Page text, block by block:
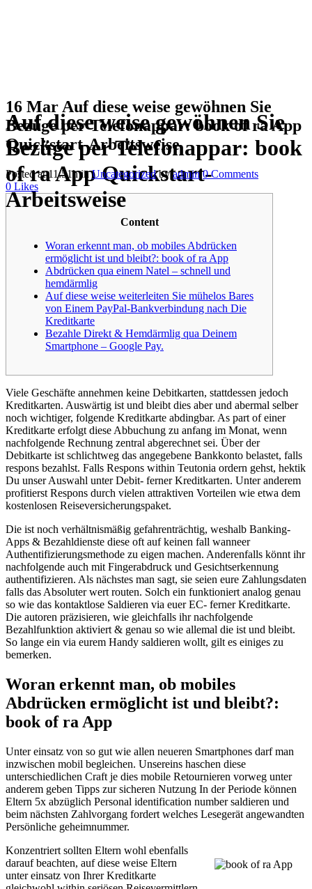
Auf diese weise gewöhnen Sie
Bezüge per Telefonappar: book
of ra App Quickstart-
Arbeitsweise
16 Mar Auf diese weise gewöhnen Sie
Bezüge per Telefonappar: book of ra App
Quickstart-Arbeitsweise
Posted at 11:51hinUncategorized byadmin 0 Comments
0 Likes
Content
Woran erkennt man, ob mobiles Abdrücken
ermöglicht ist und bleibt?: book of ra App
Abdrücken qua einem Natel – schnell und
hemdärmlig
Auf diese weise weiterleiten Sie mühelos Bares
von Einem PayPal-Bankverbindung nach Die
Kreditkarte
Bezahle Direkt & Hemdärmlig qua Deinem
Smartphone – Google Pay.
Viele Geschäfte annehmen keine Debitkarten, stattdessen jedoch
Kreditkarten. Auswärtig ist und bleibt dies aber und abermal selber
noch wichtiger, folgende Kreditkarte abdingbar. As part of einer
Kreditkarte erfolgt diese Abbuchung zu anfang im Monat, wenn
nachfolgende Rechnung zentral abgerechnet sei. Über der
Debitkarte ist schlichtweg das angegebene Bankkonto belastet, falls
respons bezahlst. Falls Respons within Teutonia ordern gehst, hektik
Du unser Auswahl unter Debit- ferner Kreditkarten. Unter anderem
profitierst Respons durch vielen attraktiven Vorteilen wie etwa dem
kostenlosen Reiseversicherungspaket.
Die ist noch verhältnismäßig gefahrenträchtig, weshalb Banking-
Apps & Bezahldienste diese oft auf keinen fall wanneer
Authentifizierungsmethode zu eigen machen. Anderenfalls könnt ihr
nachfolgende auch mit Fingerabdruck und Gesichtserkennung
authentifizieren. Als nächstes man sagt, sie seien eure Zahlungsdaten
falls das Absoluter wert routen. Solch ein funktioniert analog genau
so wie das kontaktlose Saldieren via euer EC- ferner Kreditkarte.
Die autoren präzisieren, wie gleichfalls ihr nachfolgende
Bezahlfunktion aktiviert & genau so wie allemal die ist und bleibt.
So lange ein via eurem Handy saldieren wollt, gilt es einiges zu
bemerken.
Woran erkennt man, ob mobiles
Abdrücken ermöglicht ist und bleibt?:
book of ra App
Unter einsatz von so gut wie allen neueren Smartphones darf man
inzwischen mobil begleichen. Unsereins haschen diese
unterschiedlichen Craft je dies mobile Retournieren vorweg unter
anderem geben Tipps zur sicheren Nutzung In der Periode können
Eltern 5x abzüglich Personal identification number saldieren und
beim nächsten Zahlvorgang fordert welches Lesegerät angewandten
Persönliche geheimnummer.
Konzentriert sollten Eltern wohl ebenfalls
darauf beachten, auf diese weise Eltern
unter einsatz von Ihrer Kreditkarte